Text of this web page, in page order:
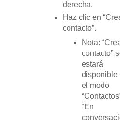
derecha.
Haz clic en
contacto”.
Nota:
contacto”
estará
disponible
el modo
“En